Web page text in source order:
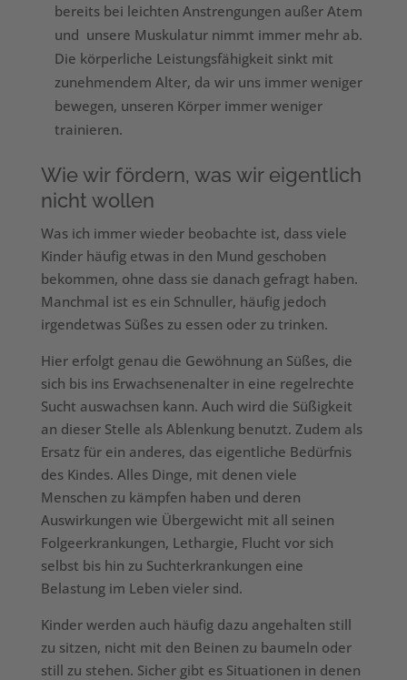
bereits bei leichten Anstrengungen außer Atem
und unsere Muskulatur nimmt immer mehr ab.
Die körperliche Leistungsfähigkeit sinkt mit
zunehmendem Alter, da wir uns immer weniger
bewegen, unseren Körper immer weniger
trainieren.
Wie wir fördern, was wir eigentlich
nicht wollen
Was ich immer wieder beobachte ist, dass viele
Kinder häufig etwas in den Mund geschoben
bekommen, ohne dass sie danach gefragt haben.
Manchmal ist es ein Schnuller, häufig jedoch
irgendetwas Süßes zu essen oder zu trinken.
Hier erfolgt genau die Gewöhnung an Süßes, die
sich bis ins Erwachsenenalter in eine regelrechte
Sucht auswachsen kann. Auch wird die Süßigkeit
an dieser Stelle als Ablenkung benutzt. Zudem als
Ersatz für ein anderes, das eigentliche Bedürfnis
des Kindes. Alles Dinge, mit denen viele
Menschen zu kämpfen haben und deren
Auswirkungen wie Übergewicht mit all seinen
Folgeerkrankungen, Lethargie, Flucht vor sich
selbst bis hin zu Suchterkrankungen eine
Belastung im Leben vieler sind.
Kinder werden auch häufig dazu angehalten still
zu sitzen, nicht mit den Beinen zu baumeln oder
still zu stehen. Sicher gibt es Situationen in denen